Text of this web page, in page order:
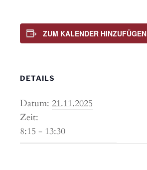
ZUM KALENDER HINZUFÜGEN
DETAILS
Datum: 21.11.2025
Zeit:
8:15 - 13:30